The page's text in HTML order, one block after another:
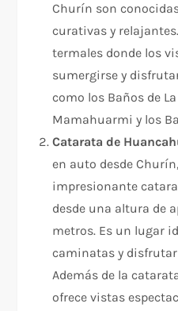
Churín son
curativas y
termales donde los
sumergirse y
como los Baños de
Mamahuarmi y los
Catarata de
en auto desde
impresionante
desde una altura de
metros. Es un lugar
caminatas y
Además de la
ofrece vistas